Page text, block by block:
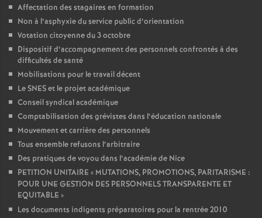
Affectation des stagaires en formation
Non à l’asphyxie du service public d’orientation
Votation citoyenne du 3 octobre
Dispositif d’accompagnement des personnels confrontés à des
difficultés de santé
Mobilisations pour le travail décent
Le SNES et le projet académique
Conseil syndical académique
Comptabilisation des grévistes dans l’éducation nationale
Mouvement et carrière des personnels
Tous ensemble refusons l’arbitraire
Des pratiques de voyou dans l’académie de Nice
PETITION UNITAIRE « MUTATIONS, PROMOTIONS, PARITARISME :
POUR UNE GESTION DES PERSONNELS TRANSPARENTE ET
EQUITABLE »
Les documents indigents préparatoires pour la rentrée 2010